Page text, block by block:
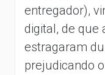
entregador),
digital, de que
estragaram
prejudicando